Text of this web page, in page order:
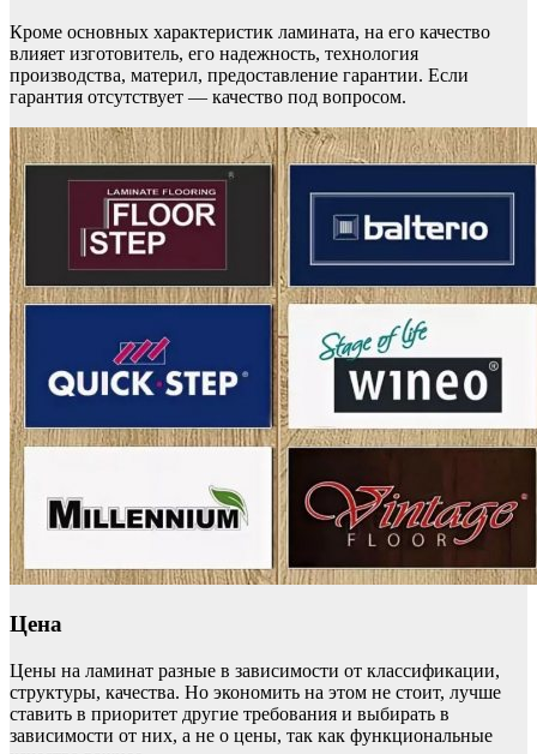
Кроме основных характеристик ламината, на его качество
влияет изготовитель, его надежность, технология
производства, материл, предоставление гарантии. Если
гарантия отсутствует — качество под вопросом.
Цена
Цены на ламинат разные в зависимости от классификации,
структуры, качества. Но экономить на этом не стоит, лучше
ставить в приоритет другие требования и выбирать в
зависимости от них, а не о цены, так как функциональные